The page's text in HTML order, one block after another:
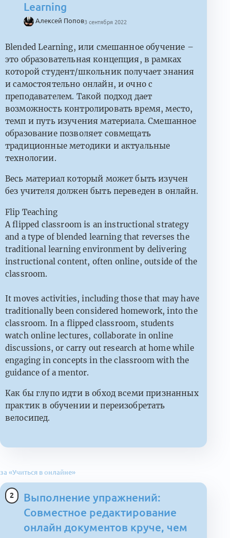
Learning
Алексей Попов3 сентября 2022
Blended Learning, или cмешанное обучение –
это образовательная концепция, в рамках
которой студент/школьник получает знания
и самостоятельно онлайн, и очно с
преподавателем. Такой подход дает
возможность контролировать время, место,
темп и путь изучения материала. Смешанное
образование позволяет совмещать
традиционные методики и актуальные
технологии.
Весь материал который может быть изучен
без учителя должен быть переведен в онлайн.
Flip Teaching
A flipped classroom is an instructional strategy
and a type of blended learning that reverses the
traditional learning environment by delivering
instructional content, often online, outside of the
classroom.
It moves activities, including those that may have
traditionally been considered homework, into the
classroom. In a flipped classroom, students
watch online lectures, collaborate in online
discussions, or carry out research at home while
engaging in concepts in the classroom with the
guidance of a mentor.
Как бы глупо идти в обход всеми признанных
практик в обучении и переизобретать
велосипед.
за «Учиться в онлайне»
Выполнение упражнений:
Совместное редактирование
онлайн документов круче, чем
2